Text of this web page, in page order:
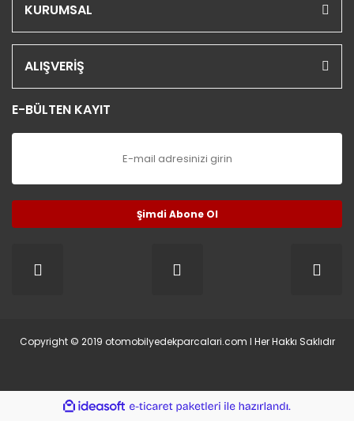
KURUMSAL
ALIŞVERİŞ
E-BÜLTEN KAYIT
Şimdi Abone Ol
Copyright © 2019 otomobilyedekparcalari.com l Her Hakkı Saklıdır
ideasoft
e-